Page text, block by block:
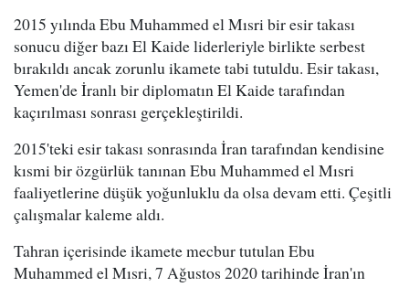
2015 yılında Ebu Muhammed el Mısri bir esir takası
sonucu diğer bazı El Kaide liderleriyle birlikte serbest
bırakıldı ancak zorunlu ikamete tabi tutuldu. Esir takası,
Yemen'de İranlı bir diplomatın El Kaide tarafından
kaçırılması sonrası gerçekleştirildi.
2015'teki esir takası sonrasında İran tarafından kendisine
kısmi bir özgürlük tanınan Ebu Muhammed el Mısri
faaliyetlerine düşük yoğunluklu da olsa devam etti. Çeşitli
çalışmalar kaleme aldı.
Tahran içerisinde ikamete mecbur tutulan Ebu
Muhammed el Mısri, 7 Ağustos 2020 tarihinde İran'ın